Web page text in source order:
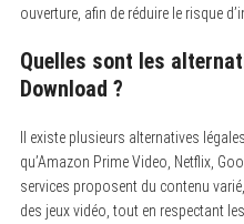
ouverture, afin de réduire le risque
Quelles sont les
Download ?
Il existe plusieurs alternatives
qu’Amazon Prime Video, Netflix,
services proposent du contenu
des jeux vidéo, tout en respectant